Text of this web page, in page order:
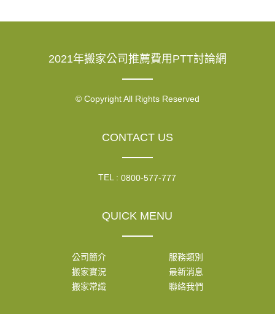
2021年搬家公司推薦費用PTT討論網
© Copyright All Rights Reserved
CONTACT US
TEL :0800-577-777
QUICK MENU
公司簡介
服務類別
搬家實況
最新消息
搬家常識
聯絡我們